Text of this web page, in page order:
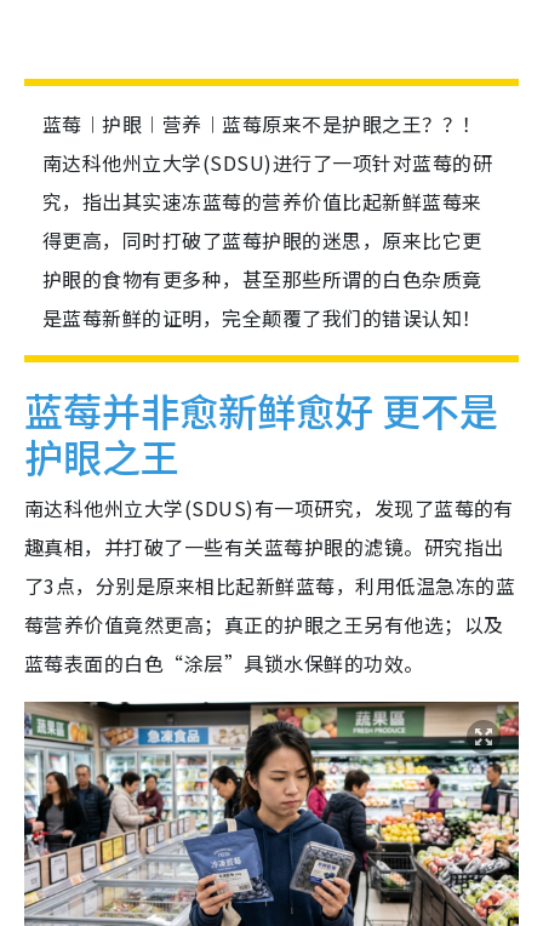
蓝莓︱护眼︱营养︱蓝莓原来不是护眼之王？？！
南达科他州立大学(SDSU)进行了一项针对蓝莓的研
究，指出其实速冻蓝莓的营养价值比起新鲜蓝莓来
得更高，同时打破了蓝莓护眼的迷思，原来比它更
护眼的食物有更多种，甚至那些所谓的白色杂质竟
是蓝莓新鲜的证明，完全颠覆了我们的错误认知！
蓝莓并非愈新鲜愈好 更不是
护眼之王
南达科他州立大学(SDUS)有一项研究，发现了蓝莓的有
趣真相，并打破了一些有关蓝莓护眼的滤镜。研究指出
了3点，分别是原来相比起新鲜蓝莓，利用低温急冻的蓝
莓营养价值竟然更高；真正的护眼之王另有他选；以及
蓝莓表面的白色“涂层”具锁水保鲜的功效。